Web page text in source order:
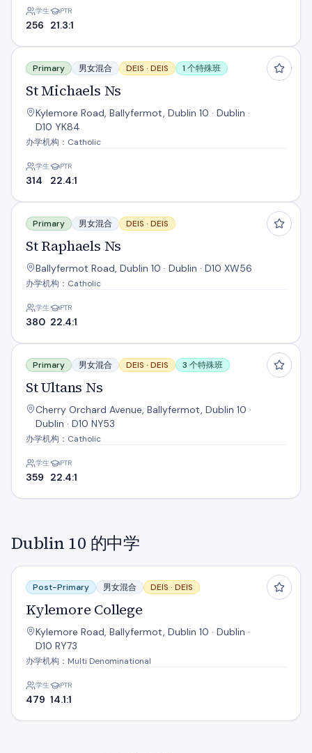
学生
256
PTR
21.3:1
St Michaels Ns
Primary 男女混合 DEIS · DEIS 1 个特殊班
St Michaels Ns
Kylemore Road, Ballyfermot, Dublin 10 · Dublin ·
D10 YK84
办学机构：Catholic
学生
314
PTR
22.4:1
St Raphaels Ns
Primary 男女混合 DEIS · DEIS
St Raphaels Ns
Ballyfermot Road, Dublin 10 · Dublin · D10 XW56
办学机构：Catholic
学生
380
PTR
22.4:1
St Ultans Ns
Primary 男女混合 DEIS · DEIS 3 个特殊班
St Ultans Ns
Cherry Orchard Avenue, Ballyfermot, Dublin 10 ·
Dublin · D10 NY53
办学机构：Catholic
学生
359
PTR
22.4:1
Dublin 10 的中学
Kylemore College
Post-Primary 男女混合 DEIS · DEIS
Kylemore College
Kylemore Road, Ballyfermot, Dublin 10 · Dublin ·
D10 RY73
办学机构：Multi Denominational
学生
479
PTR
14.1:1